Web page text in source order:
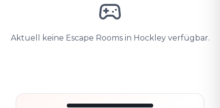
Aktuell keine Escape Rooms in Hockley verfügbar.